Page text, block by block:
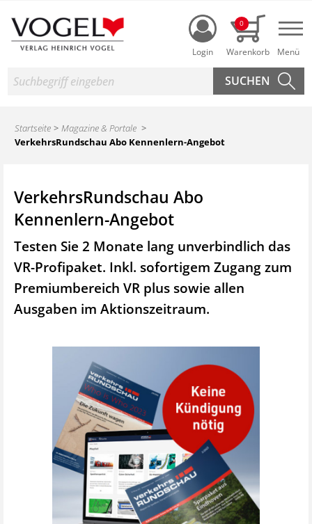
Login
0
Suche
Startseite
Magazine & Portale
VerkehrsRundschau Abo Kennenlern-Angebot
VerkehrsRundschau Abo
Kennenlern-Angebot
Testen Sie 2 Monate lang unverbindlich das
VR-Profipaket. Inkl. sofortigem Zugang zum
Premiumbereich VR plus sowie allen
Ausgaben im Aktionszeitraum.